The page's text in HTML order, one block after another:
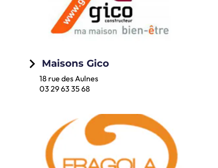
Maisons Gico
18 rue des Aulnes
03 29 63 35 68
keyboard_arrow_right